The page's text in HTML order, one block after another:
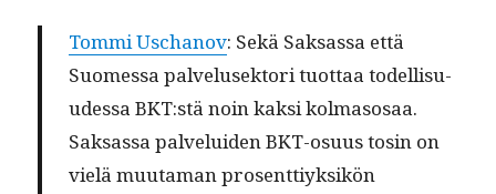
Tom­mi Uschanov: Sekä Sak­sas­sa että
Suomes­sa palvelusek­tori tuot­taa todel­lisu­
udessa BKT:stänoin kak­si kol­ma­sosaa.
Sak­sas­sa palvelu­iden BKT-osu­us tosin on
vielä muu­ta­man pros­ent­tiyk­sikön